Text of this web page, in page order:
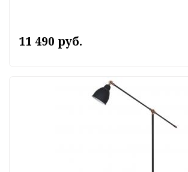
11 490 руб.